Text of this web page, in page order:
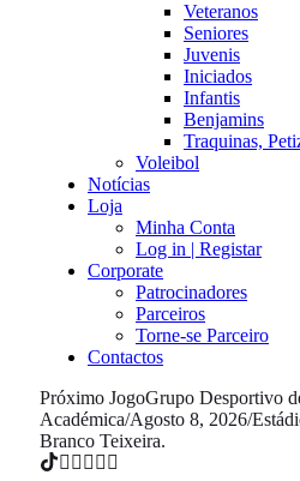
Veteranos
Seniores
Juvenis
Iniciados
Infantis
Benjamins
Traquinas,
Voleibol
Notícias
Loja
Minha Conta
Log in | Registar
Corporate
Patrocinadores
Parceiros
Torne-se Parceiro
Contactos
Próximo JogoGrupo Desportivo
Académica/Agosto 8, 2026/
Branco Teixeira.